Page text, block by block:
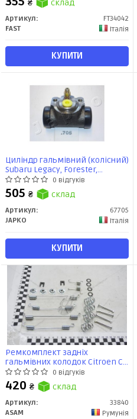
₴ склад
Артикул:
FT34042
FAST
Італія
КУПИТИ
Циліндр гальмівний (колісний)
Subaru Legacy, Forester,
Impreza 1.6- 2.0 (89-12) (67705)
JAPKO
0 відгуків
505 ₴ склад
Артикул:
67705
JAPKO
Італія
КУПИТИ
Ремкомплект задніх
гальмівних колодок Citroen C3,
Xsara/Renault Duster, Kangoo,
Lodgy, Logan, Sandero, Clio
(33840) Asam
0 відгуків
420 ₴ склад
Артикул:
33840
ASAM
Румунія